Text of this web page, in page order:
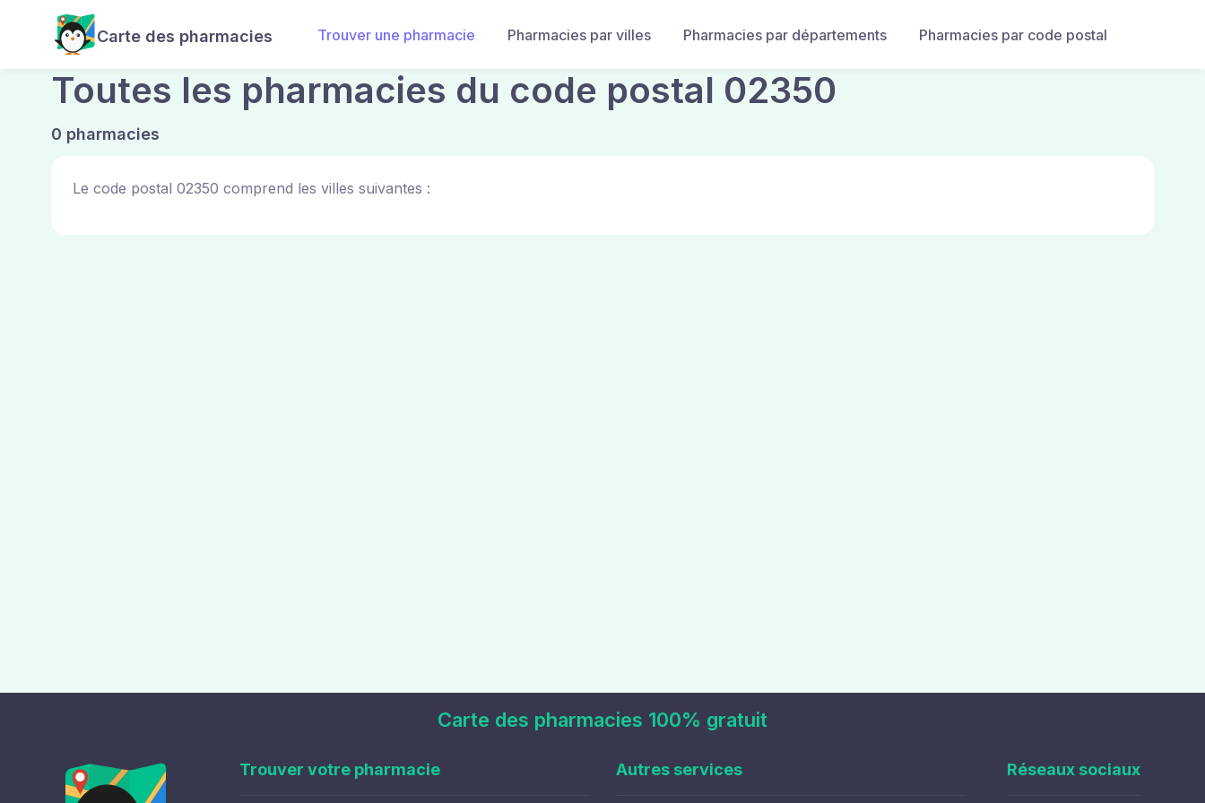
Carte des pharmacies Trouver une pharmacie Pharmacies par villes Pharmacies par départements Pharmacies par code postal
Toutes les pharmacies du code postal 02350
0 pharmacies
Le code postal 02350 comprend les villes suivantes :
Carte des pharmacies 100% gratuit
Trouver votre pharmacie Autres services Réseaux sociaux